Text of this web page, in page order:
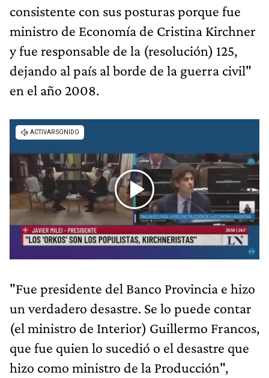
consistente con sus posturas porque fue
ministro de Economía de Cristina Kirchner
y fue responsable de la (resolución) 125,
dejando al país al borde de la guerra civil"
en el año 2008.
"Fue presidente del Banco Provincia e hizo
un verdadero desastre. Se lo puede contar
(el ministro de Interior) Guillermo Francos,
que fue quien lo sucedió o el desastre que
hizo como ministro de la Producción",